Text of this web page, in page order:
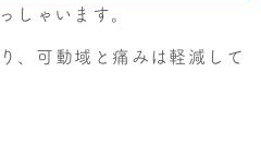
しゃいます。
、可動域と痛みは軽減して